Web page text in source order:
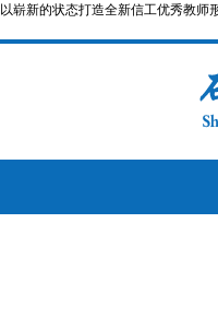
以崭新的状态打造全新信工优秀教师